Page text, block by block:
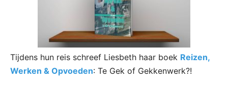
Tijdens hun reis schreef Liesbeth haar boek Reizen,
Werken & Opvoeden: Te Gek of Gekkenwerk?!